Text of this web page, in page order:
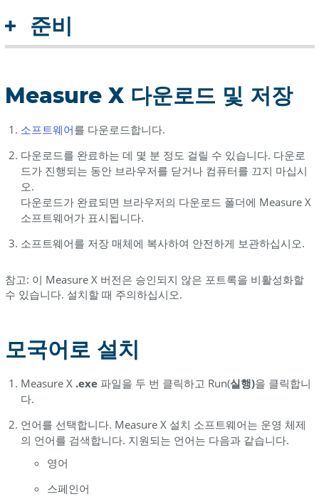
준비
Measure X 다운로드 및 저장
소프트웨어를 다운로드합니다.
다운로드를 완료하는 데 몇 분 정도 걸릴 수 있습니다. 다운로
드가 진행되는 동안 브라우저를 닫거나 컴퓨터를 끄지 마십시
오.
다운로드가 완료되면 브라우저의 다운로드 폴더에 Measure X
소프트웨어가 표시됩니다.
소프트웨어를 저장 매체에 복사하여 안전하게 보관하십시오.
참고: 이 Measure X 버전은 승인되지 않은 포트록을 비활성화할
수 있습니다. 설치할 때 주의하십시오.
모국어로 설치
Measure X .exe파일을 두 번 클릭하고 Run(실행)을 클릭합니
다.
언어를 선택합니다. Measure X 설치 소프트웨어는 운영 체제
의 언어를 검색합니다. 지원되는 언어는 다음과 같습니다.
영어
스페인어